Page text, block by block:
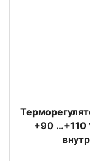
+90 …+110